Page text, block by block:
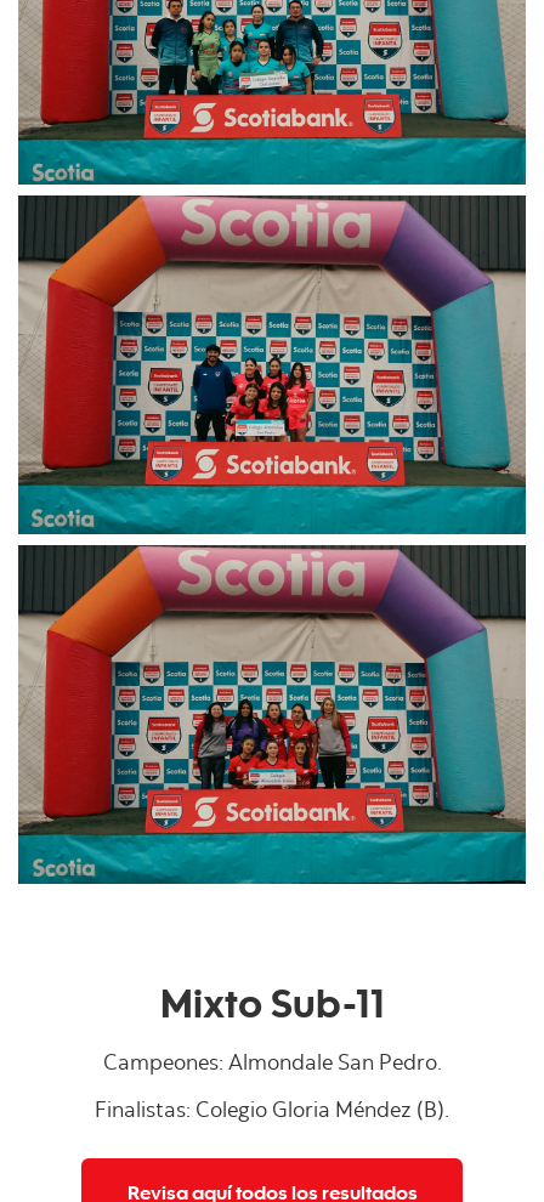
Mixto Sub-11
Campeones: Almondale San Pedro.
Finalistas: Colegio Gloria Méndez (B).
Revisa aquí todos los resultados